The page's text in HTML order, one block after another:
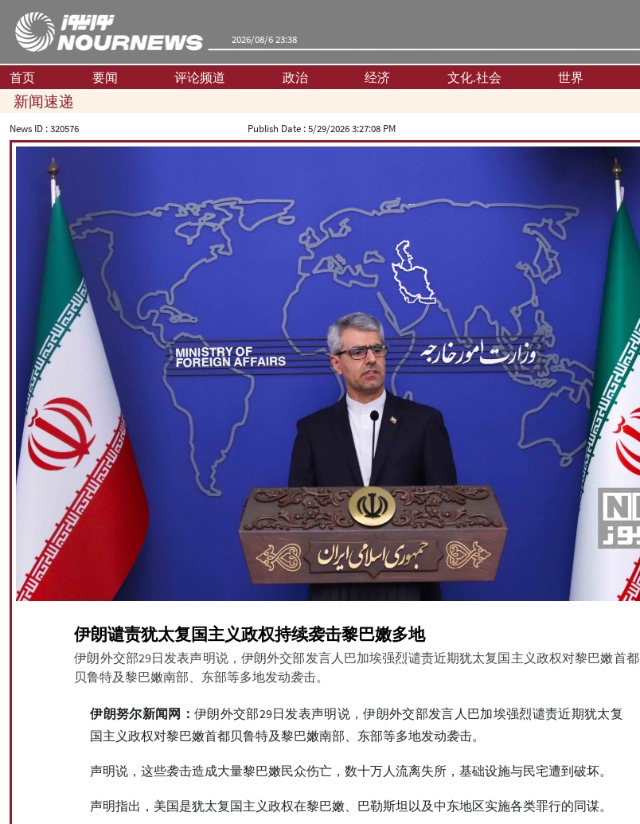
2026/08/6 23:38
首页 要闻 评论频道 政治 经济 文化.社会 世界
新闻速递
News ID :320576 Publish Date :5/29/2026 3:27:08 PM
伊朗谴责犹太复国主义政权持续袭击黎巴嫩多地
伊朗外交部29日发表声明说，伊朗外交部发言人巴加埃强烈谴责近期犹太复国主义政权对黎巴嫩首都
贝鲁特及黎巴嫩南部、东部等多地发动袭击。
伊朗努尔新闻网： 伊朗外交部29日发表声明说，伊朗外交部发言人巴加埃强烈谴责近期犹太复
国主义政权对黎巴嫩首都贝鲁特及黎巴嫩南部、东部等多地发动袭击。
声明说，这些袭击造成大量黎巴嫩民众伤亡，数十万人流离失所，基础设施与民宅遭到破坏。
声明指出，美国是犹太复国主义政权在黎巴嫩、巴勒斯坦以及中东地区实施各类罪行的同谋。